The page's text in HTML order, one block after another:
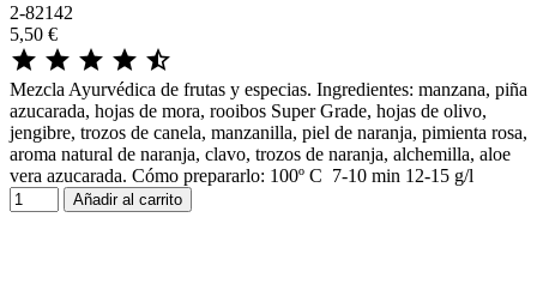
2-82142
5,50 €
    
Mezcla Ayurvédica de frutas y especias. Ingredientes: manzana, piña
azucarada, hojas de mora, rooibos Super Grade, hojas de olivo,
jengibre, trozos de canela, manzanilla, piel de naranja, pimienta rosa,
aroma natural de naranja, clavo, trozos de naranja, alchemilla, aloe
vera azucarada. Cómo prepararlo: 100º C 7-10 min 12-15 g/l
Añadir al carrito